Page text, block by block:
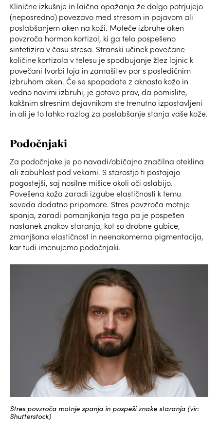
Klinične izkušnje in laična opažanja že dolgo potrjujejo
(neposredno) povezavo med stresom in pojavom ali
poslabšanjem aken na koži. Moteče izbruhe aken
povzroča hormon kortizol, ki ga telo pospešeno
sintetizira v času stresa. Stranski učinek povečane
količine kortizola v telesu je spodbujanje žlez lojnic k
povečani tvorbi loja in zamašitev por s posledičnim
izbruhom aken. Če se spopadate z aknasto kožo in
vedno novimi izbruhi, je gotovo prav, da pomislite,
kakšnim stresnim dejavnikom ste trenutno izpostavljeni
in ali je to lahko razlog za poslabšanje stanja vaše kože.
Podočnjaki
Za podočnjake je po navadi/običajno značilna oteklina
ali zabuhlost pod vekami. S starostjo ti postajajo
pogostejši, saj nosilne mišice okoli oči oslabijo.
Povešena koža zaradi izgube elastičnosti k temu
seveda dodatno pripomore. Stres povzroča motnje
spanja, zaradi pomanjkanja tega pa je pospešen
nastanek znakov staranja, kot so drobne gubice,
zmanjšana elastičnost in neenakomerna pigmentacija,
kar tudi imenujemo podočnjaki.
Stres povzroča motnje spanja in pospeši znake staranja (vir:
Shutterstock)